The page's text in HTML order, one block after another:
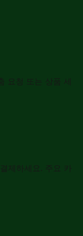
요청 또는 상품 세
제하세요. 주요 카